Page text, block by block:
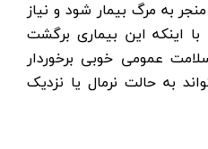
به مرگ بیمار شود و نیاز
اینکه این بیماری برگشت
عمومی خوبی برخوردار
به حالت نرمال یا نزدیک